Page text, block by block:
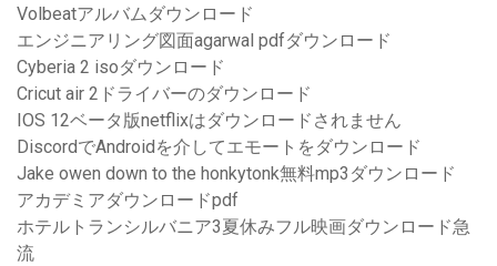
Volbeatアルバムダウンロード
エンジニアリング図面agarwal pdfダウンロード
Cyberia 2 isoダウンロード
Cricut air 2ドライバーのダウンロード
IOS 12ベータ版netflixはダウンロードされません
DiscordでAndroidを介してエモートをダウンロード
Jake owen down to the honkytonk無料mp3ダウンロード
アカデミアダウンロードpdf
ホテルトランシルバニア3夏休みフル映画ダウンロード急
流